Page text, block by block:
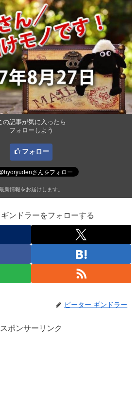
の記事が気に入ったら
フォローしよう
フォロー
新情報をお届けします。
ンドラーをフォローする
ピーター ギンドラー
スポンサーリンク